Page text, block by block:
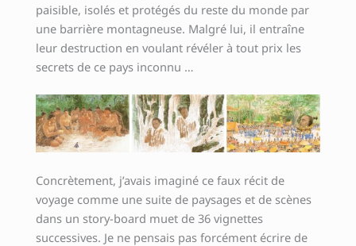
paisible, isolés et protégés du reste du monde par
une barrière montagneuse. Malgré lui, il entraîne
leur destruction en voulant révéler à tout prix les
secrets de ce pays inconnu …
Concrètement, j’avais imaginé ce faux récit de
voyage comme une suite de paysages et de scènes
dans un story-board muet de 36 vignettes
successives. Je ne pensais pas forcément écrire de